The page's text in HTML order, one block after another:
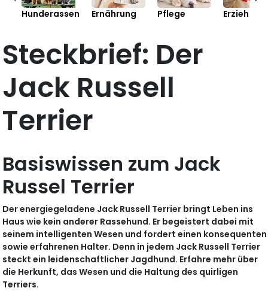
Hunderassen Ernährung Pflege Erziehung
Steckbrief: Der
Jack Russell
Terrier
Basiswissen zum Jack
Russel Terrier
Der energiegeladene Jack Russell Terrier bringt Leben ins
Haus wie kein anderer Rassehund. Er begeistert dabei mit
seinem intelligenten Wesen und fordert einen konsequenten
sowie erfahrenen Halter. Denn in jedem Jack Russell Terrier
steckt ein leidenschaftlicher Jagdhund. Erfahre mehr über
die Herkunft, das Wesen und die Haltung des quirligen
Terriers.